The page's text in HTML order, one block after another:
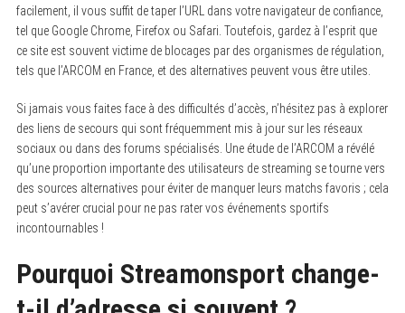
facilement, il vous suffit de taper l’URL dans votre navigateur de confiance,
tel que Google Chrome, Firefox ou Safari. Toutefois, gardez à l’esprit que
ce site est souvent victime de blocages par des organismes de régulation,
tels que l’ARCOM en France, et des alternatives peuvent vous être utiles.
Si jamais vous faites face à des difficultés d’accès, n’hésitez pas à explorer
des liens de secours qui sont fréquemment mis à jour sur les réseaux
sociaux ou dans des forums spécialisés. Une étude de l’ARCOM a révélé
qu’une proportion importante des utilisateurs de streaming se tourne vers
des sources alternatives pour éviter de manquer leurs matchs favoris ; cela
peut s’avérer crucial pour ne pas rater vos événements sportifs
incontournables !
Pourquoi Streamonsport change-